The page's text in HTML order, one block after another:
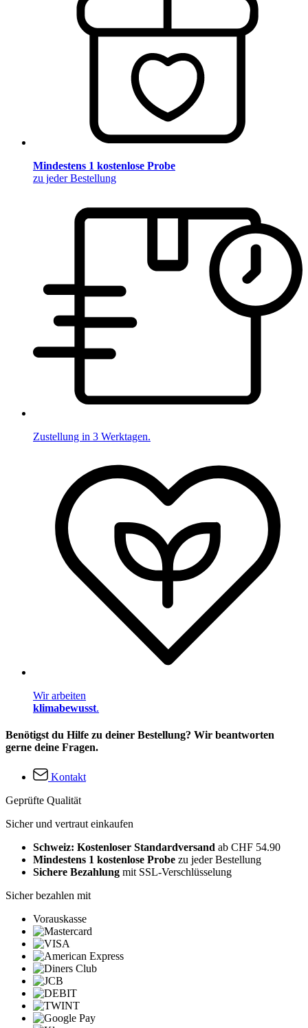
Mindestens 1 kostenlose Probe
zu jeder Bestellung
Zustellung in 3 Werktagen.
Wir arbeiten
klimabewusst.
Benötigst du Hilfe zu deiner Bestellung? Wir beantworten
gerne deine Fragen.
Kontakt
Geprüfte Qualität
Sicher und vertraut einkaufen
Schweiz: Kostenloser Standardversand ab CHF 54.90
Mindestens 1 kostenlose Probe zu jeder Bestellung
Sichere Bezahlung mit SSL-Verschlüsselung
Sicher bezahlen mit
Vorauskasse